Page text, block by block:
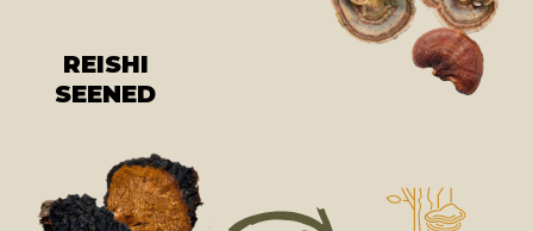
REISHI
SEENED